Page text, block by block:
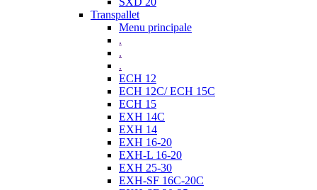
Transpallet
Menu principale
.
.
.
ECH 12
ECH 12C/ ECH 15C
ECH 15
EXH 14C
EXH 14
EXH 16-20
EXH-L 16-20
EXH 25-30
EXH-SF 16C-20C